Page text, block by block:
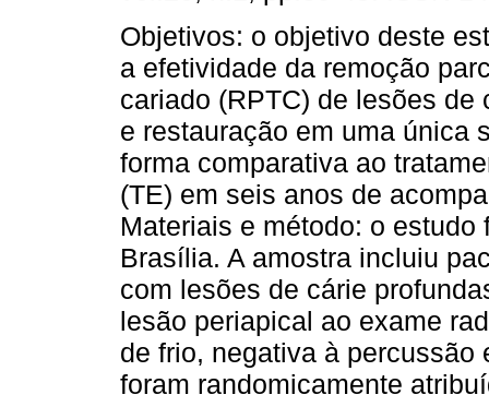
Objetivos: o objetivo deste
a efetividade da remoção
cariado (RPTC) de lesões de
e restauração em uma única
forma comparativa ao
(TE) em seis anos de
Materiais e método: o
Brasília. A amostra incluiu
com lesões de cárie
lesão periapical ao exame
de frio, negativa à
foram randomicamente